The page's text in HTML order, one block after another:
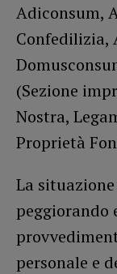
Adiconsum,
Confedilizia,
(Sezione
Nostra,
Proprietà
La
peggiorando
personale e